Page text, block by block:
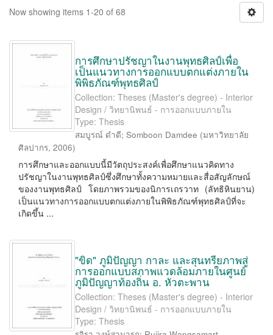
Now showing items 1-20 of 68
การศึกษาปรัชญาในงานพุทธศิลป์เพื่อ
เป็นแนวทางการออกแบบตกแต่งภายใน
พิพิธภัณฑ์พุทธศิลป์
Collection: Theses (Master's degree) - Interior
Design / วิทยานิพนธ์ - การออกแบบภายใน
Type: Thesis
สมบูรณ์ ดำดี; Somboon Damdee (มหาวิทยาลัย
ศิลปากร, 2006)
การศึกษาและออกแบบนี้มีวัตถุประสงค์เพื่อศึกษาแนวคิดทาง
ปรัชญาในงานพุทธศิลป์ซึ่งศึกษาทั้งความหมายและสื่อสัญลักษณ์
ของงานพุทธศิลป์ โดยภาพรวมของนิการเถรวาท (ลัทธิหินยาน)
เป็นแนวทางการออกแบบตกแต่งภายในพิพิธภัณฑ์พุทธศิลป์ที่จะ
เกิดขึ้น ...
"ขิด" ภูมิปัญญา กาละ และสุนทรียภาพสู่
การออกแบบสภาพแวดล้อมภายในศูนย์
ภูมิปัญญาท้องถิ่น อ. หัวตะพาน
Collection: Theses (Master's degree) - Interior
Design / วิทยานิพนธ์ - การออกแบบภายใน
Type: Thesis